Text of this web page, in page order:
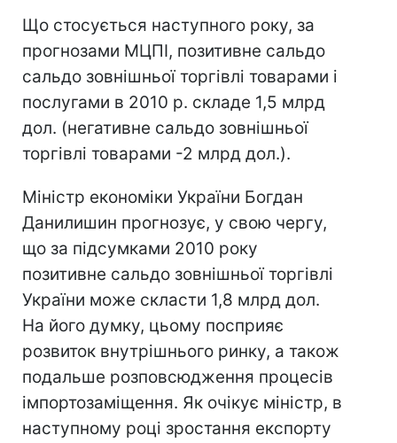
Що стосується наступного року, за
прогнозами МЦПІ, позитивне сальдо
сальдо зовнішньої торгівлі товарами і
послугами в 2010 р. складе 1,5 млрд
дол. (негативне сальдо зовнішньої
торгівлі товарами -2 млрд дол.).
Міністр економіки України Богдан
Данилишин прогнозує, у свою чергу,
що за підсумками 2010 року
позитивне сальдо зовнішньої торгівлі
України може скласти 1,8 млрд дол.
На його думку, цьому посприяє
розвиток внутрішнього ринку, а також
подальше розповсюдження процесів
імпортозаміщення. Як очікує міністр, в
наступному році зростання експорту